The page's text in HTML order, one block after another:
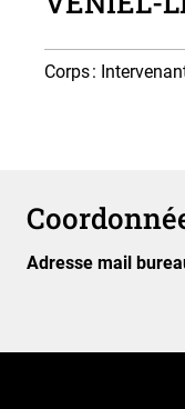
Corps:
Adresse mail